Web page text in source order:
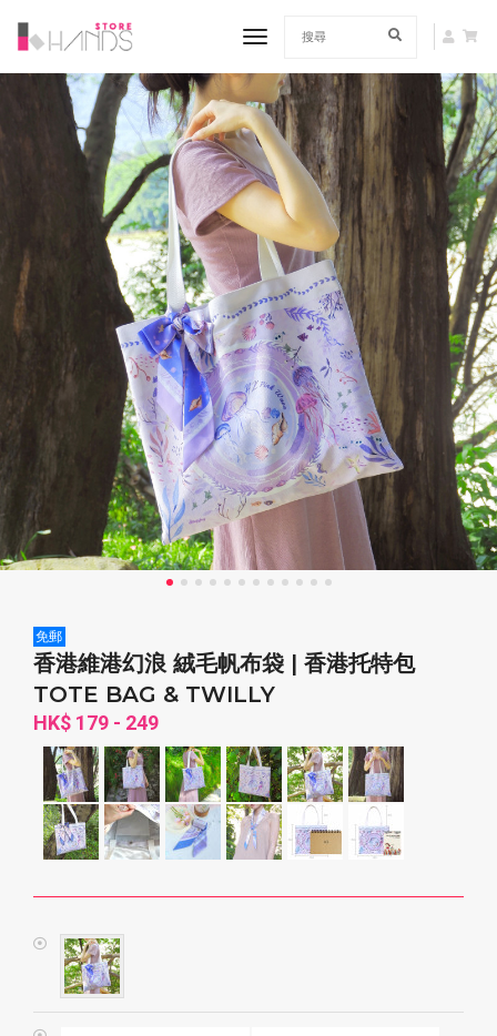
toggle navigation
免郵
香港維港幻浪 絨毛帆布袋 | 香港托特包
TOTE BAG & TWILLY
HK$ 179 - 249